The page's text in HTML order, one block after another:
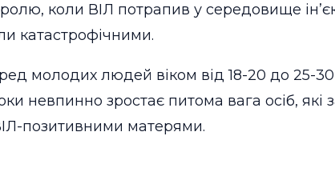
коли ВІЛ потрапив у середовище
катастрофічними.
молодих людей віком від 18-20 до 25-30
невпинно зростає питома вага осіб, які
позитивними матерями.